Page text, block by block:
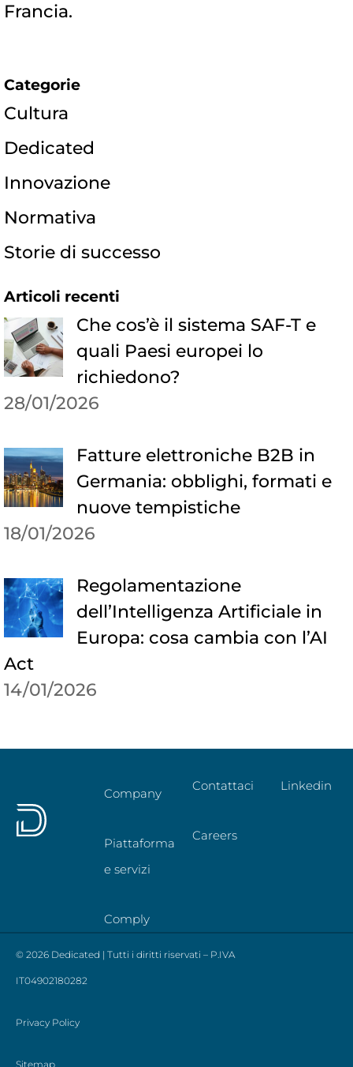
Francia.
Categorie
Cultura
Dedicated
Innovazione
Normativa
Storie di successo
Articoli recenti
Che cos’è il sistema SAF-T e
quali Paesi europei lo
richiedono?
28/01/2026
Fatture elettroniche B2B in
Germania: obblighi, formati e
nuove tempistiche
18/01/2026
Regolamentazione
dell’Intelligenza Artificiale in
Europa: cosa cambia con l’AI
Act
14/01/2026
Company
Piattaforma
e servizi
Comply
Contattaci
Careers
Linkedin
© 2026 Dedicated | Tutti i diritti riservati – P.IVA
IT04902180282
Privacy Policy
Sitemap